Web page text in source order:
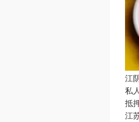
江
私
抵
江